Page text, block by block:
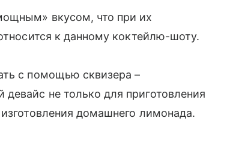
вкусом, что при их
к данному коктейлю-шоту.
с помощью сквизера –
не только для приготовления
домашнего лимонада.